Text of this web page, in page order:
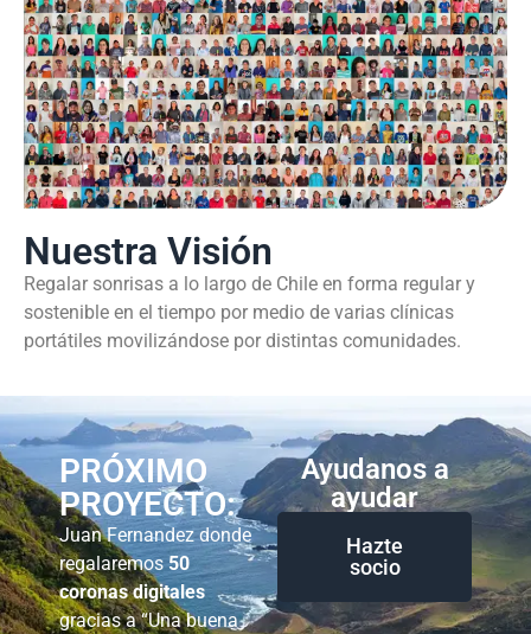
Nuestra Visión
Regalar sonrisas a lo largo de Chile en forma regular y
sostenible en el tiempo por medio de varias clínicas
portátiles movilizándose por distintas comunidades.
PRÓXIMO
PROYECTO:
Juan Fernandez donde
regalaremos 50
coronas digitales
gracias a “Una buena
Ayudanos a
ayudar
Hazte
socio